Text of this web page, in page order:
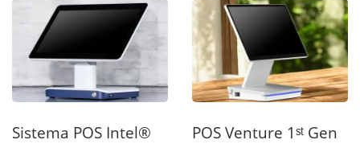
desempenho...
Sistema POS Intel®
POS Venture 1ˢᵗ Gen